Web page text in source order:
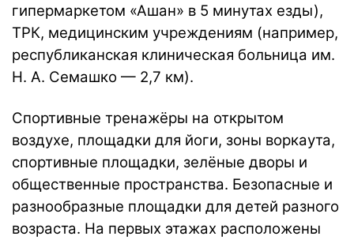
гипермаркетом «Ашан» в 5 минутах езды),
ТРК, медицинским учреждениям (например,
республиканская клиническая больница им.
Н. А. Семашко — 2,7 км).
Спортивные тренажёры на открытом
воздухе, площадки для йоги, зоны воркаута,
спортивные площадки, зелёные дворы и
общественные пространства. Безопасные и
разнообразные площадки для детей разного
возраста. На первых этажах расположены